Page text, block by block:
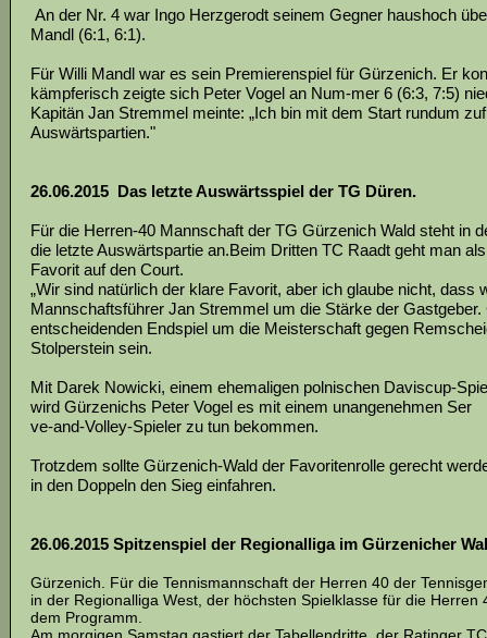
An der Nr. 4 war Ingo Herzgerodt seinem Gegner haushoch
Mandl (6:1, 6:1).
Für Willi Mandl war es sein Premierenspiel für Gürzenich. Er
kämpferisch zeigte sich Peter Vogel an Num-mer 6 (6:3, 7:5)
Kapitän Jan Stremmel meinte: „Ich bin mit dem Start rundum
Auswärtspartien."
26.06.2015 Das letzte Auswärtsspiel der TG Düren.
Für die Herren-40 Mannschaft der TG Gürzenich Wald steht in
die letzte Auswärtspartie an.Beim Dritten TC Raadt geht man
Favorit auf den Court.
„Wir sind natürlich der klare Favorit, aber ich glaube nicht,
Mannschaftsführer Jan Stremmel um die Stärke der
entscheidenden Endspiel um die Meisterschaft gegen
Stolperstein sein.
Mit Darek Nowicki, einem ehemaligen polnischen Daviscup-
wird Gürzenichs Peter Vogel es mit einem unangenehmen Ser
ve-and-Volley-Spieler zu tun bekommen.
Trotzdem sollte Gürzenich-Wald der Favoritenrolle gerecht
in den Doppeln den Sieg einfahren.
26.06.2015 Spitzenspiel der Regionalliga im Gürzenicher
Gürzenich. Für die Tennismannschaft der Herren 40 der
in der Regionalliga West, der höchsten Spielklasse für die Herren
dem Programm.